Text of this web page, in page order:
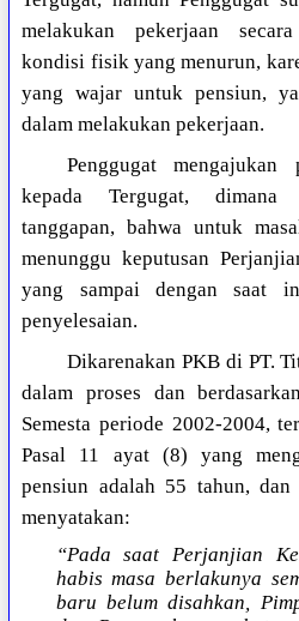
melakukan pekerjaan
kondisi fisik yang menurun,
yang wajar untuk pensiun,
dalam melakukan pekerjaan.
Penggugat
kepada Tergugat, dimana
tanggapan, bahwa untuk
menunggu keputusan
yang sampai dengan saat
penyelesaian.
Dikarenakan PKB di PT.
dalam proses dan
Semesta periode 2002-2004,
Pasal 11 ayat (8) yang
pensiun adalah 55 tahun,
menyatakan:
“Pada saat Perjanjian
habis masa berlakunya
baru belum disahkan,